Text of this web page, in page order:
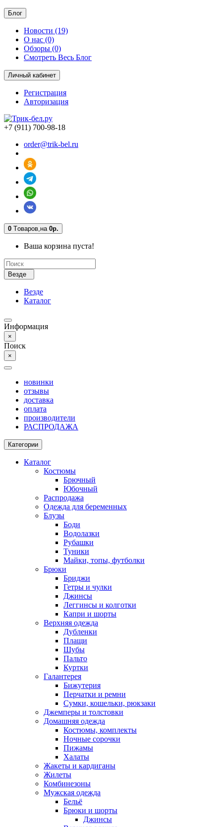
Блог
Новости (19)
О нас (0)
Обзоры (0)
Смотреть Весь Блог
Личный кабинет
Регистрация
Авторизация
+7 (911) 700-98-18
order@trik-bel.ru
0 Tоваров,на 0р.
Ваша корзина пуста!
Везде
Везде
Каталог
Информация
×
Поиск
×
новинки
отзывы
доставка
оплата
производители
РАСПРОДАЖА
Категории
Каталог
Костюмы
Брючный
Юбочный
Распродажа
Одежда для беременных
Блузы
Боди
Водолазки
Рубашки
Туники
Майки, топы, футболки
Брюки
Бриджи
Гетры и чулки
Джинсы
Леггинсы и колготки
Капри и шорты
Верхняя одежда
Дубленки
Плащи
Шубы
Пальто
Куртки
Галантерея
Бижутерия
Перчатки и ремни
Сумки, кошельки, рюкзаки
Джемперы и толстовки
Домашняя одежда
Костюмы, комплекты
Ночные сорочки
Пижамы
Халаты
Жакеты и кардиганы
Жилеты
Комбинезоны
Мужская одежда
Бельё
Брюки и шорты
Джинсы